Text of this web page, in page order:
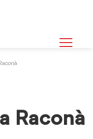
Raconà